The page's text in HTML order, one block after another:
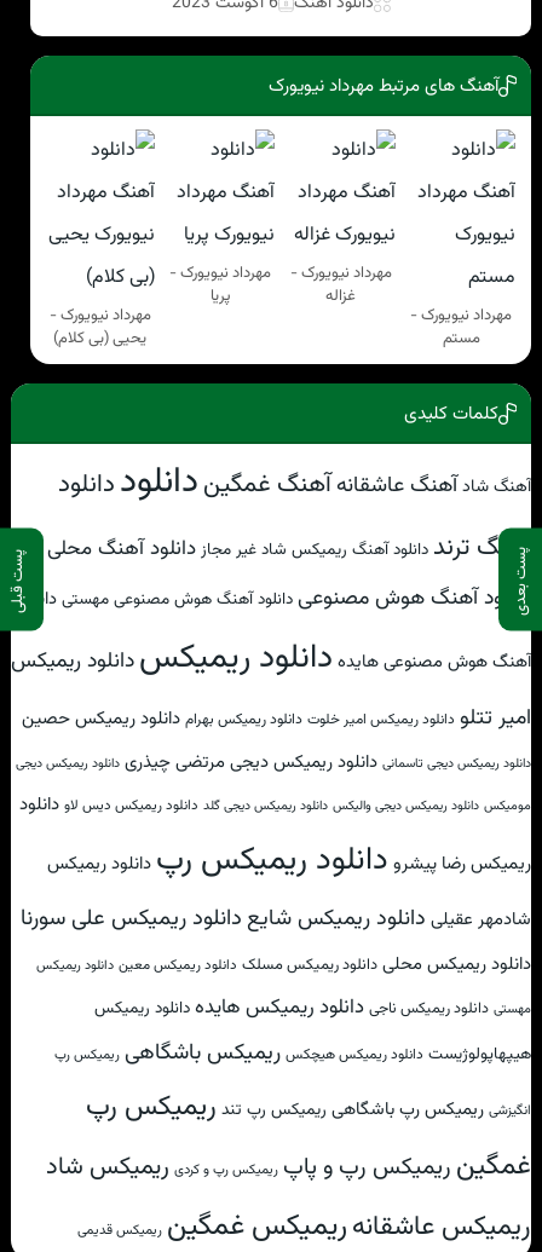
پست بعدی پست قبلی
آهنگ های مرتبط مهرداد نیویورک
مهرداد نیویورک -
مستم
مهرداد نیویورک -
غزاله
مهرداد نیویورک -
پریا
مهرداد نیویورک -
یحیی (بی کلام)
کلمات کلیدی
آهنگ شادآهنگ عاشقانهآهنگ غمگیندانلوددانلود
آهنگ ترند دانلود آهنگ ریمیکس شاد غیر مجاز دانلود آهنگ محلی
دانلود آهنگ هوش مصنوعیدانلود آهنگ هوش مصنوعی مهستیدانلود
آهنگ هوش مصنوعی هایده دانلود ریمیکسدانلود ریمیکس
امیر تتلو دانلود ریمیکس امیر خلوت دانلود ریمیکس بهرام دانلود ریمیکس حصین
دانلود ریمیکس دیجی تاسمانی دانلود ریمیکس دیجی مرتضی چیذری دانلود ریمیکس دیجی
مومیکس دانلود ریمیکس دیجی والیکس دانلود ریمیکس دیجی گلد دانلود ریمیکس دیس لاو دانلود
ریمیکس رضا پیشرو دانلود ریمیکس رپ دانلود ریمیکس
شادمهر عقیلی دانلود ریمیکس شایع دانلود ریمیکس علی سورنا
دانلود ریمیکس محلی دانلود ریمیکس مسلک دانلود ریمیکس معین دانلود ریمیکس
مهستی دانلود ریمیکس ناجی دانلود ریمیکس هایدهدانلود ریمیکس
هیپهاپولوژیست دانلود ریمیکس هیچکس ریمیکس باشگاهی ریمیکس رپ
انگیزشی ریمیکس رپ باشگاهی ریمیکس رپ تند ریمیکس رپ
غمگین ریمیکس رپ و پاپ ریمیکس رپ و کردی ریمیکس شاد
ریمیکس عاشقانهریمیکس غمگین ریمیکس قدیمی